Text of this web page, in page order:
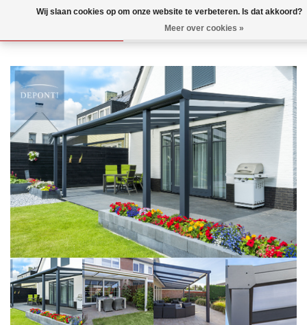
Wij slaan cookies op om onze website te verbeteren. Is dat akkoord?
Meer over cookies »